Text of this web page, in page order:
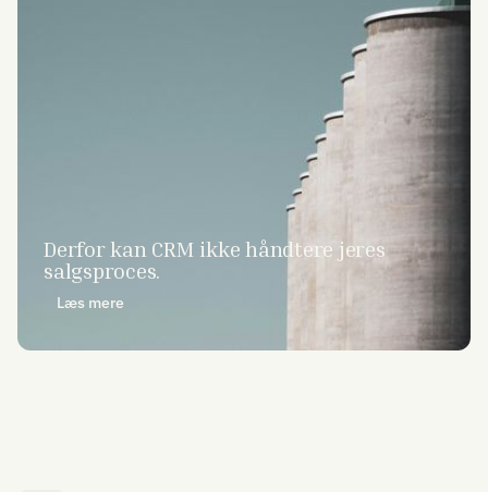
Derfor kan CRM ikke håndtere jeres
salgsproces.
Læs mere